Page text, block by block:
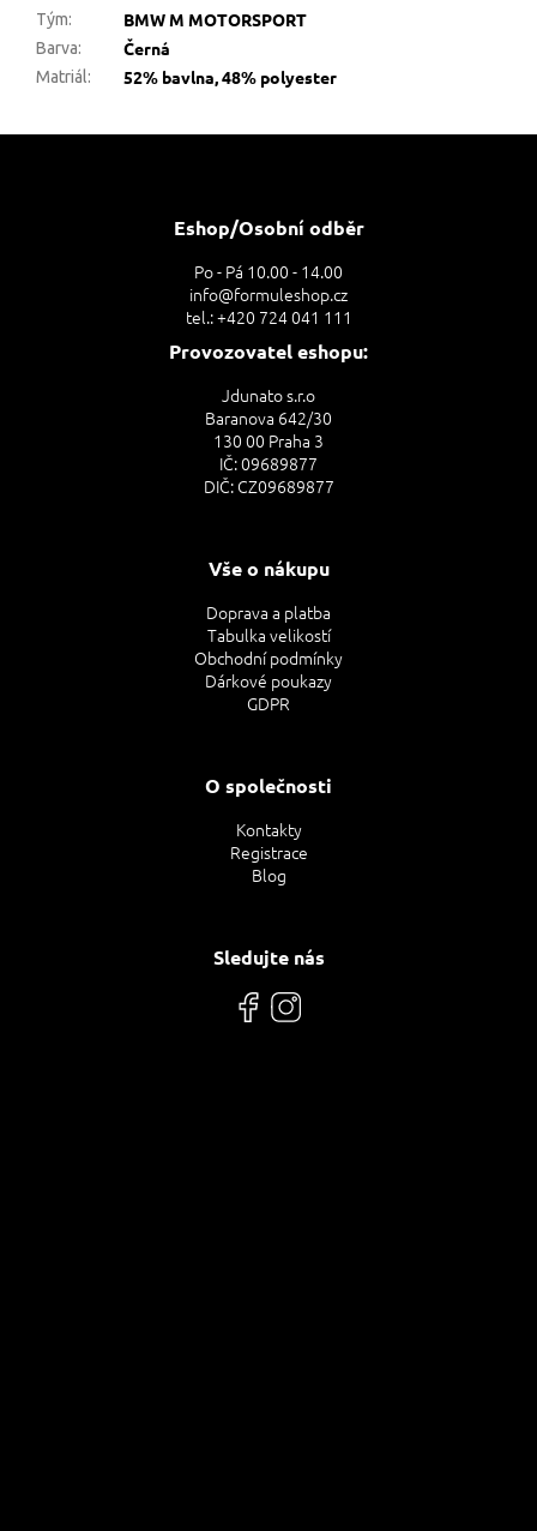
Tým: BMW M MOTORSPORT
Barva: Černá
Matriál: 52% bavlna, 48% polyester
Eshop/Osobní odběr
Po - Pá 10.00 - 14.00
info@formuleshop.cz
tel.: +420 724 041 111
Provozovatel eshopu:
Jdunato s.r.o
Baranova 642/30
130 00 Praha 3
IČ: 09689877
DIČ: CZ09689877
Vše o nákupu
Doprava a platba
Tabulka velikostí
Obchodní podmínky
Dárkové poukazy
GDPR
O společnosti
Kontakty
Registrace
Blog
Sledujte nás